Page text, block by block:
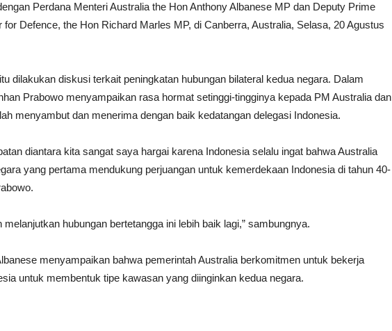
Perdana Menteri Australia the Hon Anthony Albanese MP dan Deputy Prime
for Defence, the Hon Richard Marles MP, di Canberra, Australia, Selasa, 20 Agustus
dilakukan diskusi terkait peningkatan hubungan bilateral kedua negara. Dalam
Prabowo menyampaikan rasa hormat setinggi-tingginya kepada PM Australia dan
menyambut dan menerima dengan baik kedatangan delegasi Indonesia.
diantara kita sangat saya hargai karena Indonesia selalu ingat bahwa Australia
yang pertama mendukung perjuangan untuk kemerdekaan Indonesia di tahun 40-
melanjutkan hubungan bertetangga ini lebih baik lagi,” sambungnya.
menyampaikan bahwa pemerintah Australia berkomitmen untuk bekerja
untuk membentuk tipe kawasan yang diinginkan kedua negara.